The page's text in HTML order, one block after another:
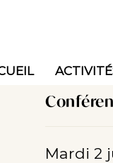
Mardi 2